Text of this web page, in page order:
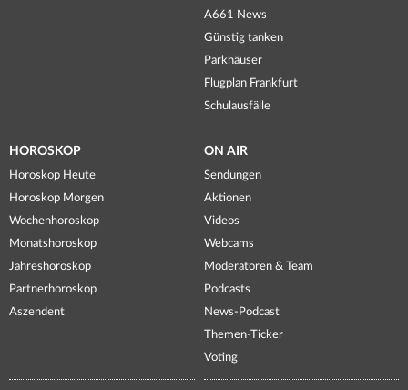
A661 News
Günstig tanken
Parkhäuser
Flugplan Frankfurt
Schulausfälle
HOROSKOP
Horoskop Heute
Horoskop Morgen
Wochenhoroskop
Monatshoroskop
Jahreshoroskop
Partnerhoroskop
Aszendent
ON AIR
Sendungen
Aktionen
Videos
Webcams
Moderatoren & Team
Podcasts
News-Podcast
Themen-Ticker
Voting